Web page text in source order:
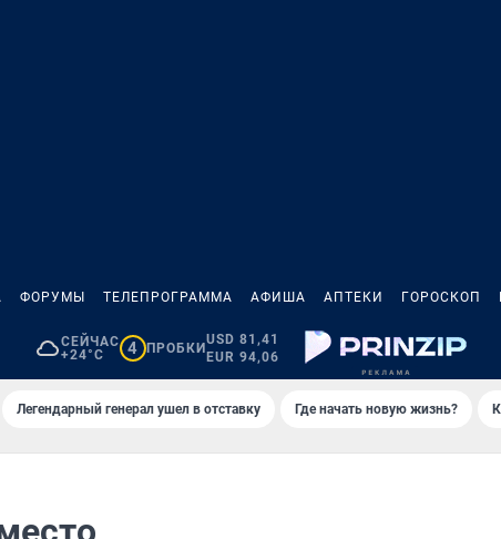
ФОРУМЫ ТЕЛЕПРОГРАММА АФИША АПТЕКИ ГОРОСКОП
СЕЙЧАС
+24°C
4 ПРОБКИ
USD 81,41
EUR 94,06
Легендарный генерал ушел в отставку Где начать новую жизнь?